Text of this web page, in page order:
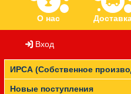
О нас
Ассортимент Бренды
Вход
ИРСА (Собственное
Новые поступления